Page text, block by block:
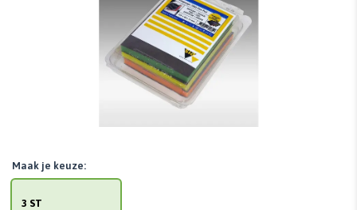
3 ST
Maak je keuze: